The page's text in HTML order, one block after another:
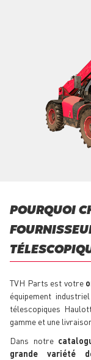
POURQUOI
TVH Parts est votre
équipement
télescopiques
gamme et une
Dans notre
grande variété